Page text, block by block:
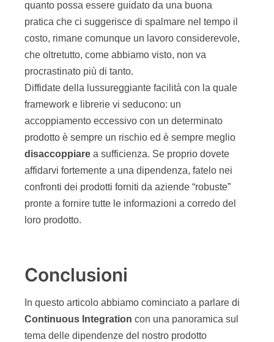
quanto possa essere guidato da una buona
pratica che ci suggerisce di spalmare nel tempo il
costo, rimane comunque un lavoro considerevole,
che oltretutto, come abbiamo visto, non va
procrastinato più di tanto.
Diffidate della lussureggiante facilità con la quale
framework e librerie vi seducono: un
accoppiamento eccessivo con un determinato
prodotto è sempre un rischio ed è sempre meglio
disaccoppiare a sufficienza. Se proprio dovete
affidarvi fortemente a una dipendenza, fatelo nei
confronti dei prodotti forniti da aziende “robuste”
pronte a fornire tutte le informazioni a corredo del
loro prodotto.
Conclusioni
In questo articolo abbiamo cominciato a parlare di
Continuous Integration con una panoramica sul
tema delle dipendenze del nostro prodotto